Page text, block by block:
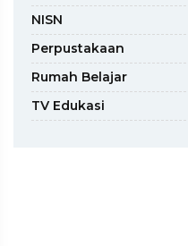
NISN
Perpustakaan
Rumah Belajar
TV Edukasi